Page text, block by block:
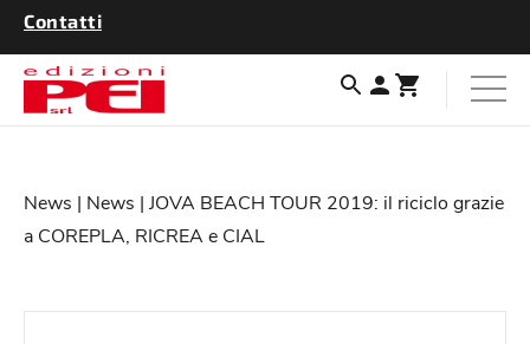
Contatti
News | News | JOVA BEACH TOUR 2019: il riciclo grazie
a COREPLA, RICREA e CIAL